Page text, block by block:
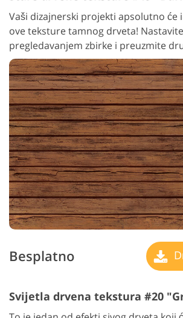
Vaši dizajnerski projekti apsolutno će
ove teksture tamnog drveta!
pregledavanjem zbirke i preuzmite
Besplatno
Svijetla drvena tekstura #20